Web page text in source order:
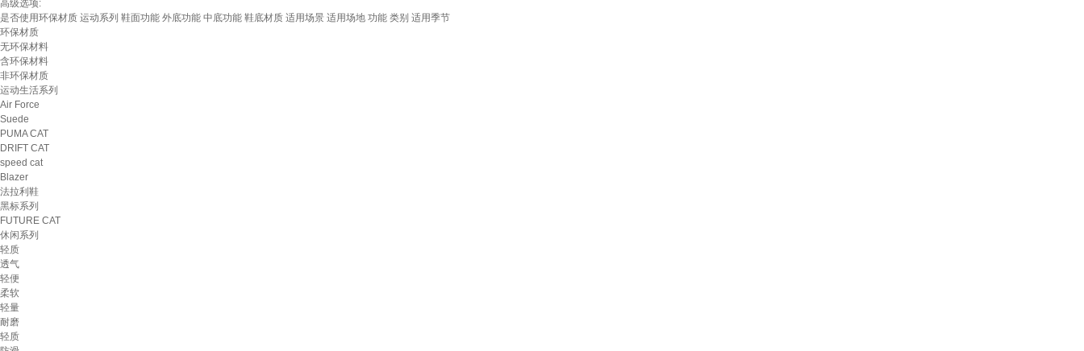
高级选项:
是否使用环保材质 运动系列 鞋面功能 外底功能 中底功能 鞋底材质 适用场景 适用场地 功能 类别 适用季节
环保材质
无环保材料
含环保材料
非环保材质
运动生活系列
Air Force
Suede
PUMA CAT
DRIFT CAT
speed cat
Blazer
法拉利鞋
黑标系列
FUTURE CAT
休闲系列
轻质
透气
轻便
柔软
轻量
耐磨
轻质